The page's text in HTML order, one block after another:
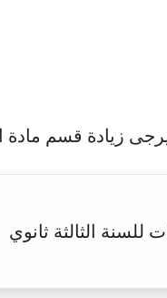
زيادة قسم مادة
الثالثة ثانوي